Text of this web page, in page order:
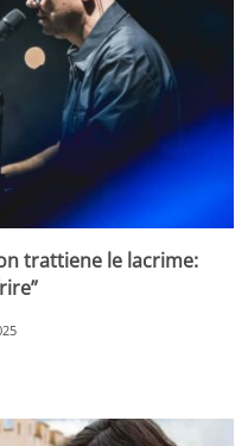
trattiene le lacrime: